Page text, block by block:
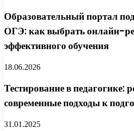
Образовательный портал
ОГЭ: как выбрать онлайн-
эффективного обучения
18.06.2026
Тестирование в педагогике:
современные подходы к
31.01.2025